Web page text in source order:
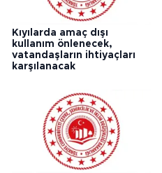
Kıyılarda amaç dışı
kullanım önlenecek,
vatandaşların ihtiyaçları
karşılanacak